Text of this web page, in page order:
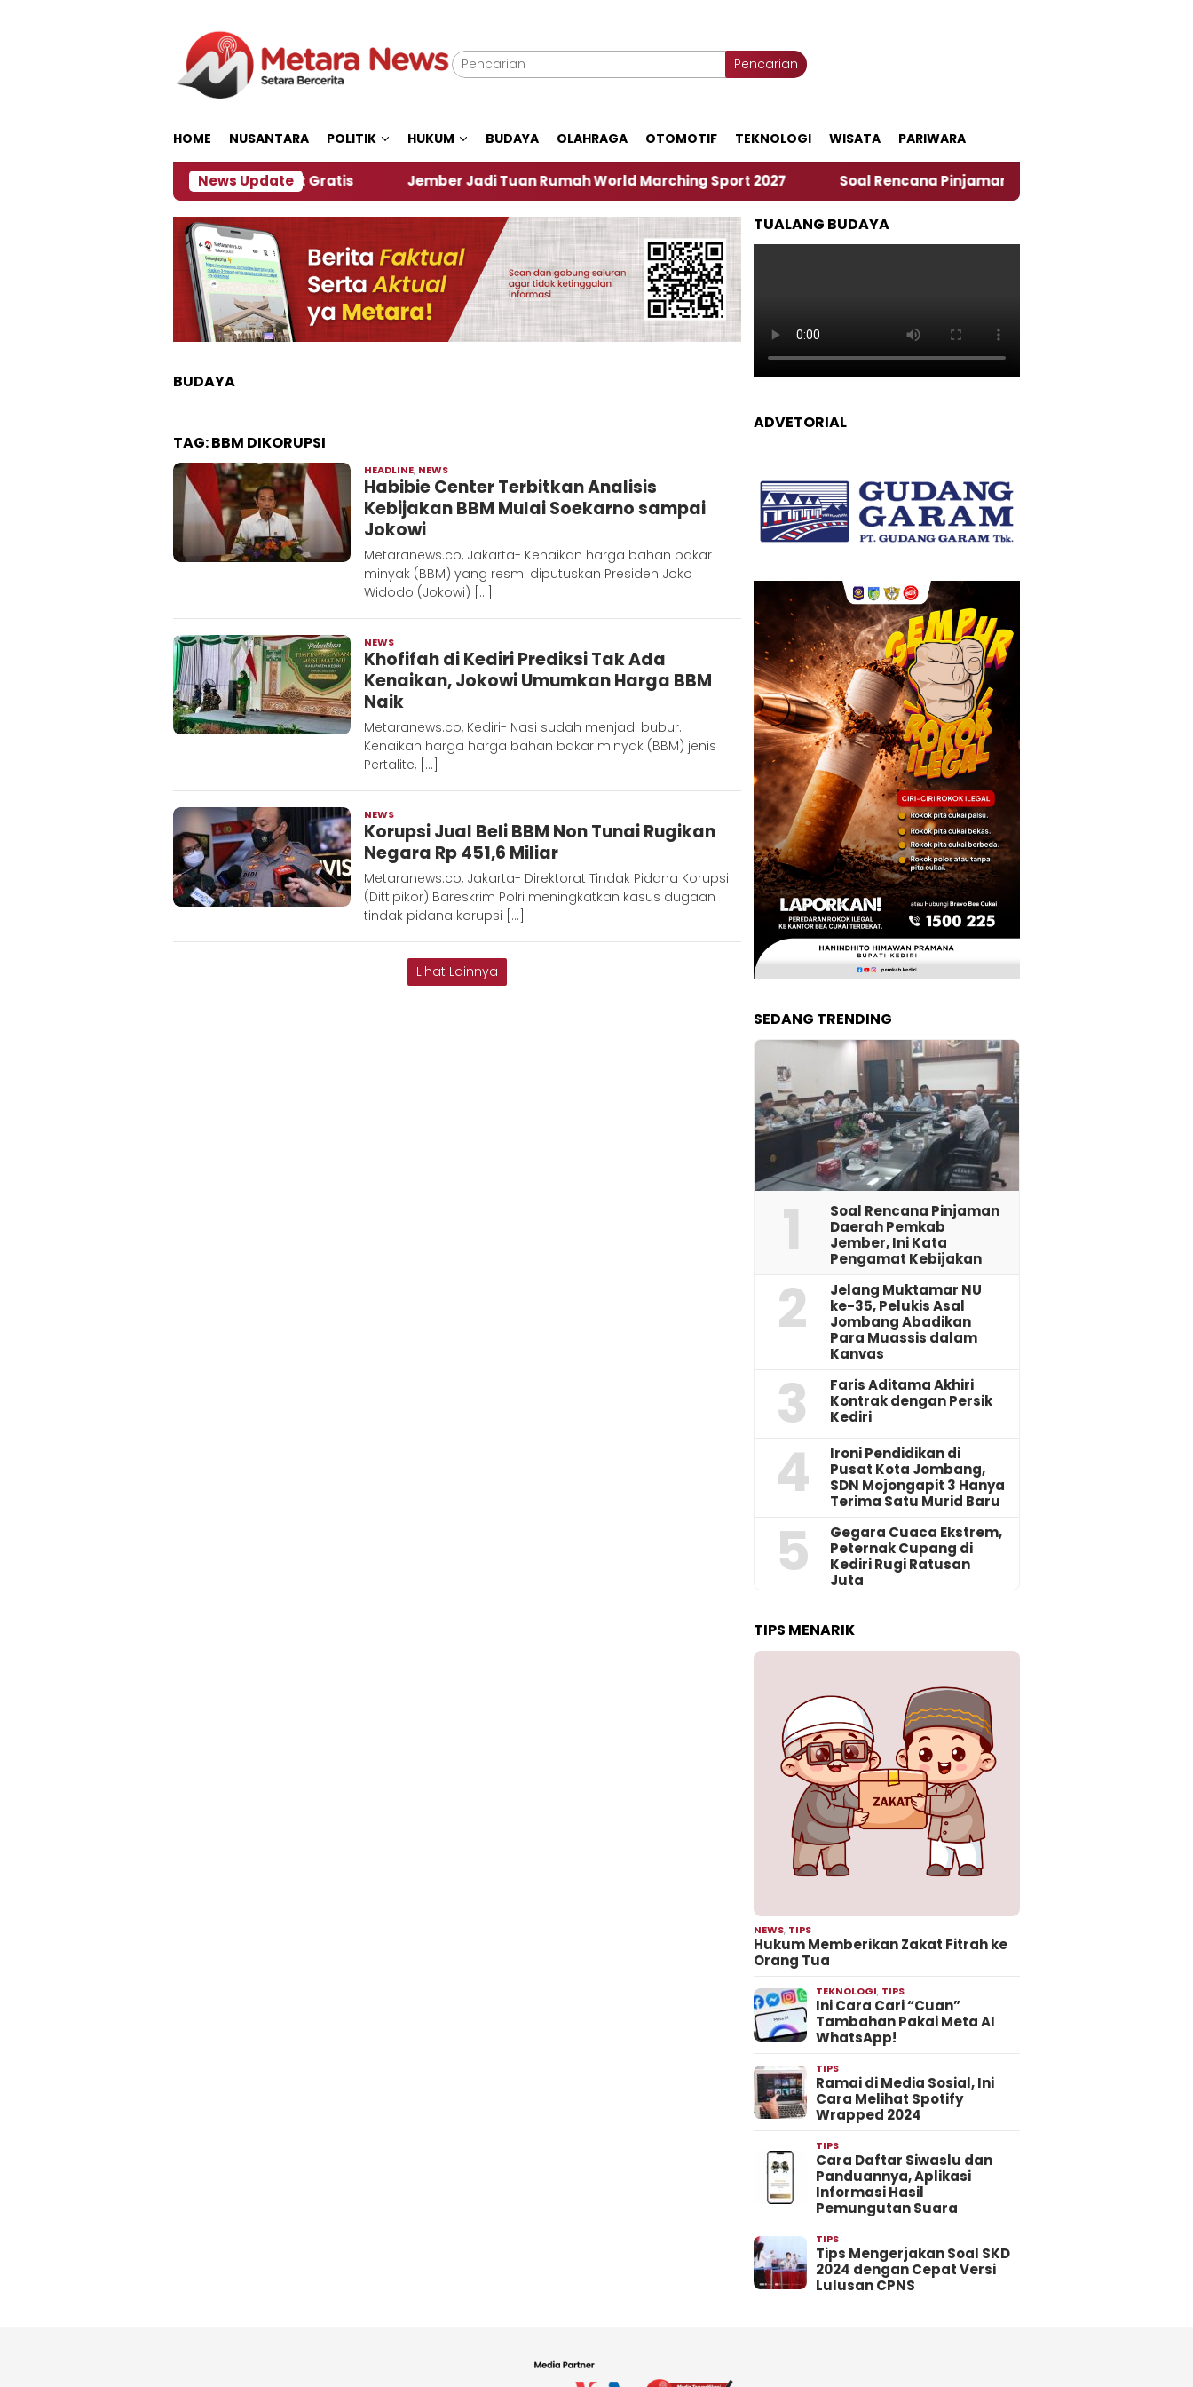
Pencarian
HOME NUSANTARA POLITIK HUKUM BUDAYA OLAHRAGA OTOMOTIF TEKNOLOGI WISATA PARIWARA
News Update
Panitia Siapkan Kopi dan Pijat Gratis Jember Jadi Tuan Rumah World Marching Sport 2027 ‎Soal Rencana Pinjaman Daerah Pemkab Jember, Ini Kata
BUDAYA
TAG:BBM DIKORUPSI
HEADLINE, NEWS
Metaranews
Habibie Center Terbitkan Analisis
Kebijakan BBM Mulai Soekarno sampai
Jokowi
Metaranews.co, Jakarta- Kenaikan harga bahan bakar
minyak (BBM) yang resmi diputuskan Presiden Joko
Widodo (Jokowi) […]
NEWS
Metaranews
Khofifah di Kediri Prediksi Tak Ada
Kenaikan, Jokowi Umumkan Harga BBM
Naik
Metaranews.co, Kediri- Nasi sudah menjadi bubur.
Kenaikan harga harga bahan bakar minyak (BBM) jenis
Pertalite, […]
NEWS
Metaranews
Korupsi Jual Beli BBM Non Tunai Rugikan
Negara Rp 451,6 Miliar
Metaranews.co, Jakarta- Direktorat Tindak Pidana Korupsi
(Dittipikor) Bareskrim Polri meningkatkan kasus dugaan
tindak pidana korupsi […]
Lihat Lainnya
TUALANG BUDAYA
ADVETORIAL
SEDANG TRENDING
1
‎Soal Rencana Pinjaman
Daerah Pemkab
Jember, Ini Kata
Pengamat Kebijakan ‎
2
Jelang Muktamar NU
ke-35, Pelukis Asal
Jombang Abadikan
Para Muassis dalam
Kanvas
3
Faris Aditama Akhiri
Kontrak dengan Persik
Kediri
4
Ironi Pendidikan di
Pusat Kota Jombang,
SDN Mojongapit 3 Hanya
Terima Satu Murid Baru
5
‎Gegara Cuaca Ekstrem,
Peternak Cupang di
Kediri Rugi Ratusan
Juta
TIPS MENARIK
NEWS, TIPS
Hukum Memberikan Zakat Fitrah ke
Orang Tua
TEKNOLOGI, TIPS
Ini Cara Cari “Cuan”
Tambahan Pakai Meta AI
WhatsApp!
TIPS
Ramai di Media Sosial, Ini
Cara Melihat Spotify
Wrapped 2024
TIPS
Cara Daftar Siwaslu dan
Panduannya, Aplikasi
Informasi Hasil
Pemungutan Suara
TIPS
Tips Mengerjakan Soal SKD
2024 dengan Cepat Versi
Lulusan CPNS